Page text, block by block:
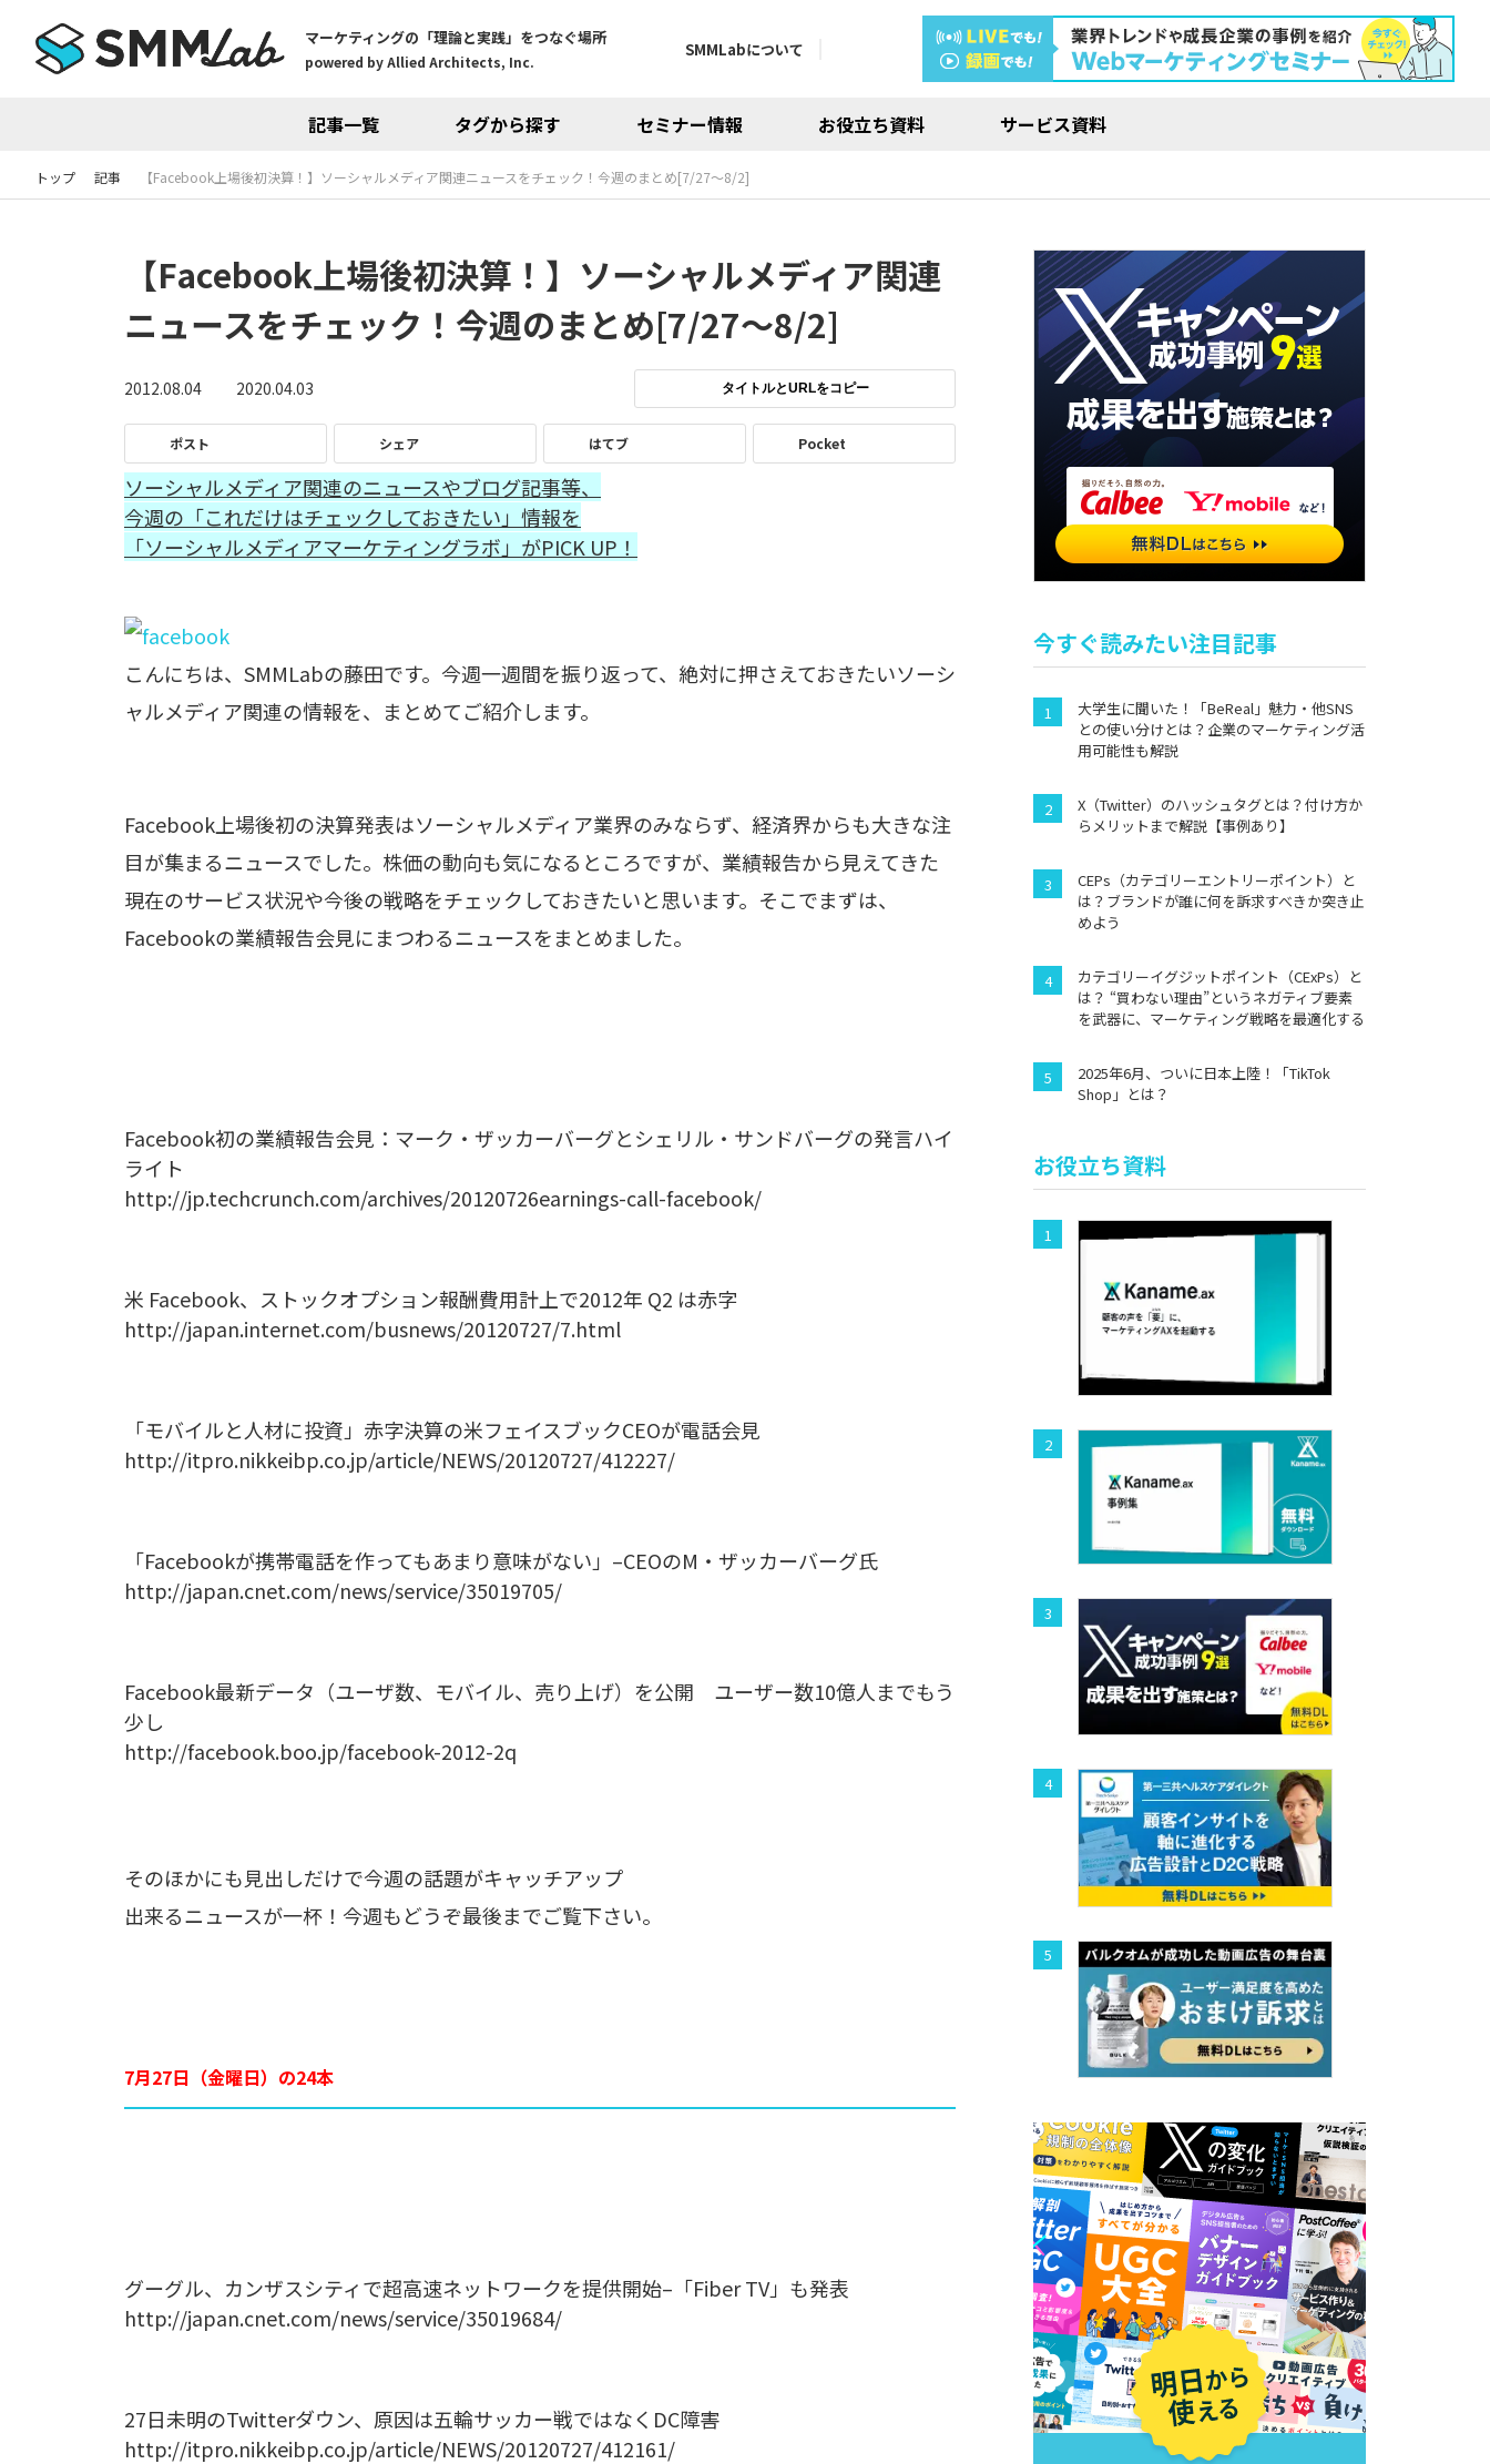
マーケティングの「理論と実践」をつなぐ場所
powered by Allied Architects, Inc.
記事一覧 タグから探す セミナー情報 お役立ち資料 サービス資料
SMMLabについて
トップ 記事 【Facebook上場後初決算！】ソーシャルメディア関連ニュースをチェック！今週のまとめ[7/27～8/2]
【Facebook上場後初決算！】ソーシャルメディア関連
ニュースをチェック！今週のまとめ[7/27～8/2]
2012.08.04 2020.04.03 タイトルとURLをコピー
ポスト シェア はてブ Pocket
ソーシャルメディア関連のニュースやブログ記事等、
今週の「これだけはチェックしておきたい」情報を
「ソーシャルメディアマーケティングラボ」がPICK UP！
こんにちは、SMMLabの藤田です。今週一週間を振り返って、絶対に押さえておきたいソーシ
ャルメディア関連の情報を、まとめてご紹介します。
Facebook上場後初の決算発表はソーシャルメディア業界のみならず、経済界からも大きな注
目が集まるニュースでした。株価の動向も気になるところですが、業績報告から見えてきた
現在のサービス状況や今後の戦略をチェックしておきたいと思います。そこでまずは、
Facebookの業績報告会見にまつわるニュースをまとめました。
Facebook初の業績報告会見：マーク・ザッカーバーグとシェリル・サンドバーグの発言ハイ
ライト
http://jp.techcrunch.com/archives/20120726earnings-call-facebook/
米 Facebook、ストックオプション報酬費用計上で2012年 Q2 は赤字
http://japan.internet.com/busnews/20120727/7.html
「モバイルと人材に投資」赤字決算の米フェイスブックCEOが電話会見
http://itpro.nikkeibp.co.jp/article/NEWS/20120727/412227/
「Facebookが携帯電話を作ってもあまり意味がない」–CEOのM・ザッカーバーグ氏
http://japan.cnet.com/news/service/35019705/
Facebook最新データ（ユーザ数、モバイル、売り上げ）を公開 ユーザー数10億人までもう
少し
http://facebook.boo.jp/facebook-2012-2q
そのほかにも見出しだけで今週の話題がキャッチアップ
出来るニュースが一杯！今週もどうぞ最後までご覧下さい。
7月27日（金曜日）の24本
グーグル、カンザスシティで超高速ネットワークを提供開始–「Fiber TV」も発表
http://japan.cnet.com/news/service/35019684/
27日未明のTwitterダウン、原因は五輪サッカー戦ではなくDC障害
http://itpro.nikkeibp.co.jp/article/NEWS/20120727/412161/
今すぐ読みたい注目記事
大学生に聞いた！「BeReal」魅力・他SNS
との使い分けとは？企業のマーケティング活
用可能性も解説
X（Twitter）のハッシュタグとは？付け方か
らメリットまで解説【事例あり】
CEPs（カテゴリーエントリーポイント）と
は？ブランドが誰に何を訴求すべきか突き止
めよう
カテゴリーイグジットポイント（CExPs）と
は？ “買わない理由”というネガティブ要素
を武器に、マーケティング戦略を最適化する
2025年6月、ついに日本上陸！「TikTok
Shop」とは？
お役立ち資料